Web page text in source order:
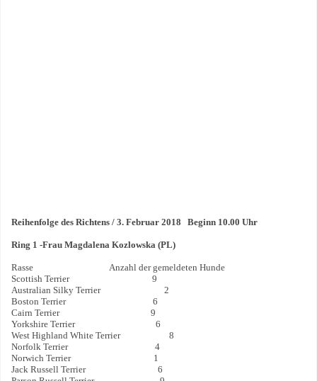
Reihenfolge des Richtens / 3. Februar 2018 Beginn 10.00 Uhr
Ring 1 -Frau Magdalena Kozlowska (PL)
Rasse Anzahl der gemeldeten Hunde
Scottish Terrier 9
Australian Silky Terrier 2
Boston Terrier 6
Cairn Terrier 9
Yorkshire Terrier 6
West Highland White Terrier 8
Norfolk Terrier 4
Norwich Terrier 1
Jack Russell Terrier 6